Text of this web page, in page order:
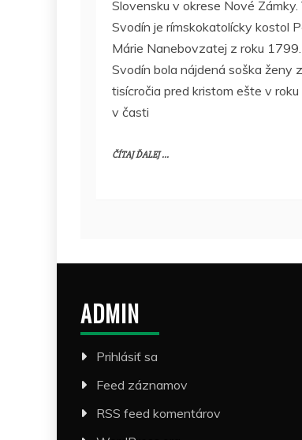
Slovensku v okrese Nové Zámky.
Svodín je rímskokatolícky kostol
Márie Nanebovzatej z roku
Svodín bola nájdená soška ženy z
tisícročia pred kristom ešte v
v časti
ČÍTAJ ĎALEJ ...
ADMIN
Prihlásiť sa
Feed záznamov
RSS feed komentárov